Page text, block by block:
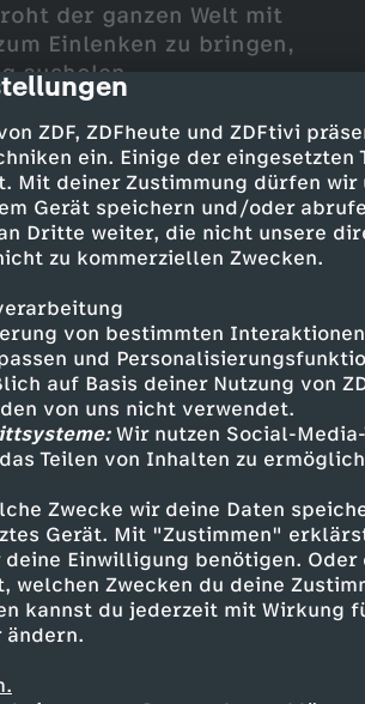
ZDF, ZDFheute und ZDFtivi
ein. Einige der eingesetzten
Mit deiner Zustimmung dürfen
Gerät speichern und/oder
Dritte weiter, die nicht unsere
zu kommerziellen Zwecken.
von bestimmten
und
auf Basis deiner Nutzung von
von uns nicht verwendet.
Wir nutzen Social-
Teilen von Inhalten zu
Zwecke wir deine Daten
Gerät. Mit "Zustimmen"
Einwilligung benötigen.
Zwecken du deine
kannst du jederzeit mit Wirkung
ändern.
der ganzen Welt mit
Einlenken zu bringen,
ausholen.
entdecken
Presseclub